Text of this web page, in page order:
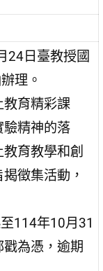
24日臺教授國
理。
教育精彩課
驗精神的落
育教學和創
徵集活動，
114年10月31
為憑，逾期